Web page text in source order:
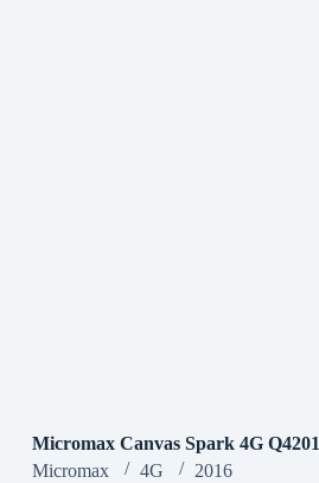
Micromax Canvas Spark 4G Q4201
Micromax
4G 2016